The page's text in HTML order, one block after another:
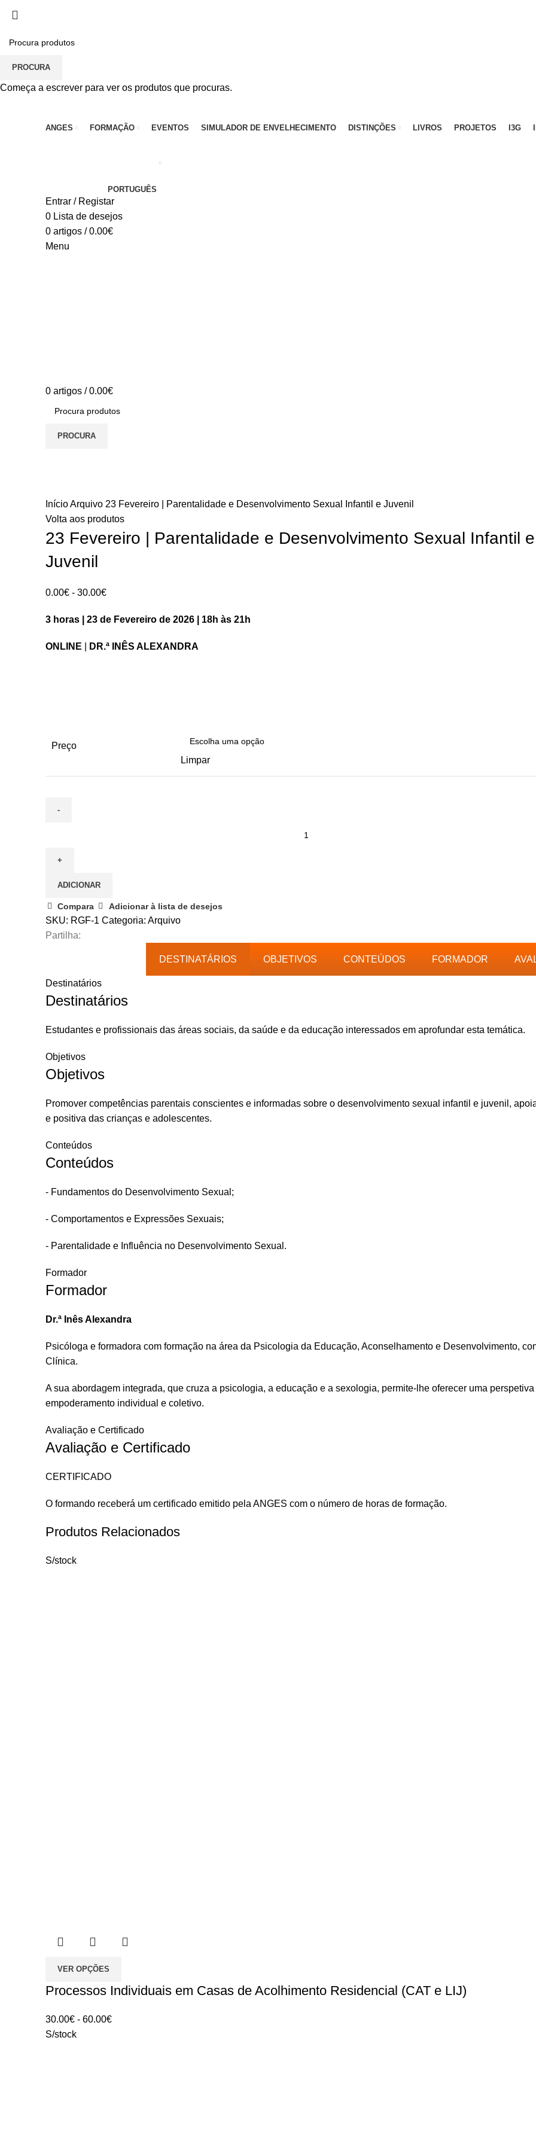
ANGES FORMAÇÃO EVENTOS SIMULADOR DE ENVELHECIMENTO DISTINÇÕES LIVROS PROJETOS I3G
PORTUGUÊS
Entrar / Registar
0 Lista de desejos
0 artigos / 0.00€
Menu
0 artigos / 0.00€
PROCURA
InícioArquivo 23 Fevereiro | Parentalidade e Desenvolvimento Sexual Infantil e Juvenil
Volta aos produtos
23 Fevereiro | Parentalidade e Desenvolvimento Sexual Infantil e
Juvenil
0.00€ - 30.00€Intervalo
preços:
3 horas | 23 de Fevereiro de 2026 | 18h às 21h
ONLINE DR.ª INÊS ALEXANDRA
Preço
Limpar
Parentalidade
e
Desenvolvimento
e
Juvenil
ADICIONAR
Compara Adicionar à lista de desejos
SKU: RGF-1 Categoria: Arquivo
Partilha:
DESTINATÁRIOS OBJETIVOS CONTEÚDOS FORMADOR
Destinatários
Destinatários
Estudantes e profissionais das áreas sociais, da saúde e da educação interessados em aprofundar esta temática.
Objetivos
Objetivos
Promover competências parentais conscientes e informadas sobre o desenvolvimento sexual infantil e juvenil,
e positiva das crianças e adolescentes.
Conteúdos
Conteúdos
- Fundamentos do Desenvolvimento Sexual;
- Comportamentos e Expressões Sexuais;
- Parentalidade e Influência no Desenvolvimento Sexual.
Formador
Formador
Dr.ª Inês Alexandra
Psicóloga e formadora com formação na área da Psicologia da Educação, Aconselhamento e Desenvolvimento,
Clínica.
A sua abordagem integrada, que cruza a psicologia, a educação e a sexologia, permite-lhe oferecer uma
empoderamento individual e coletivo.
Avaliação e Certificado
Avaliação e Certificado
CERTIFICADO
O formando receberá um certificado emitido pela ANGES com o número de horas de formação.
Produtos Relacionados
S/stock
VER OPÇÕES
Processos Individuais em Casas de Acolhimento Residencial (CAT e LIJ)
30.00€ - 60.00€Intervalo
S/stock
PROCURA
Começa a escrever para ver os produtos que procuras.